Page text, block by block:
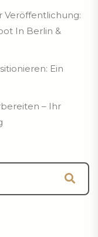
Veröffentlichung:
In Berlin &
Ein
– Ihr